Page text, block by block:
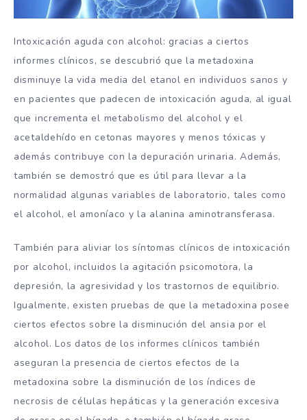
Intoxicación aguda con alcohol: gracias a ciertos
informes clínicos, se descubrió que la metadoxina
disminuye la vida media del etanol en individuos sanos y
en pacientes que padecen de intoxicación aguda, al igual
que incrementa el metabolismo del alcohol y el
acetaldehído en cetonas mayores y menos tóxicas y
además contribuye con la depuración urinaria. Además,
también se demostró que es útil para llevar a la
normalidad algunas variables de laboratorio, tales como
el alcohol, el amoníaco y la alanina aminotransferasa.
También para aliviar los síntomas clínicos de intoxicación
por alcohol, incluidos la agitación psicomotora, la
depresión, la agresividad y los trastornos de equilibrio.
Igualmente, existen pruebas de que la metadoxina posee
ciertos efectos sobre la disminución del ansia por el
alcohol. Los datos de los informes clínicos también
aseguran la presencia de ciertos efectos de la
metadoxina sobre la disminución de los índices de
necrosis de células hepáticas y la generación excesiva